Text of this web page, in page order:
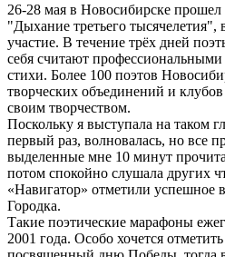
26-28 мая в Новосибирске
"Дыхание третьего тысячелетия",
участие. В течение трёх дней
себя считают
стихи. Более 100 поэтов
творческих объединений и
своим творчеством.
Поскольку я выступала на таком
первый раз, волновалась, но все
выделенные мне 10 минут
потом спокойно слушала других
«Навигатор» отметили успешное
Городка.
Такие поэтические марафоны
2001 года. Особо хочется